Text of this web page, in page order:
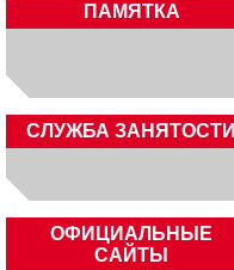
ПАМЯТКА
CЛУЖБА ЗАНЯТОСТИ
ОФИЦИАЛЬНЫЕ
САЙТЫ